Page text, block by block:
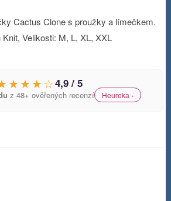
Cactus Clone s proužky a límečkem.
Velikosti: M, L, XL, XXL
4,9 / 5
z 48+ ověřených recenzí Heureka ›